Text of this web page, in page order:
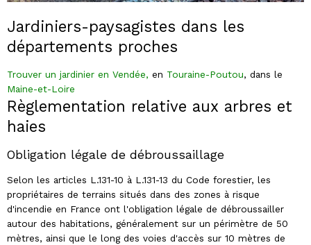
Jardiniers-paysagistes dans les
départements proches
Trouver un jardinier en Vendée, en Touraine-Poutou, dans le
Maine-et-Loire
Règlementation relative aux arbres et
haies
Obligation légale de débroussaillage
Selon les articles L.131-10 à L.131-13 du Code forestier, les
propriétaires de terrains situés dans des zones à risque
d'incendie en France ont l'obligation légale de débroussailler
autour des habitations, généralement sur un périmètre de 50
mètres, ainsi que le long des voies d'accès sur 10 mètres de